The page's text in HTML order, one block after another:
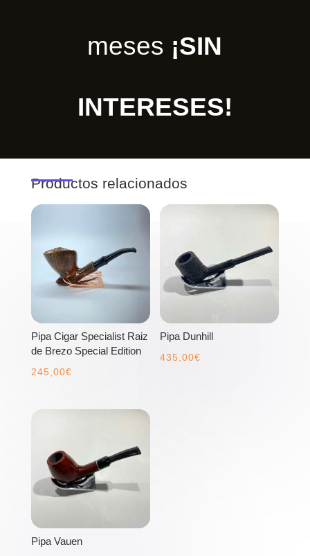
meses ¡SIN
INTERESES!
Productos relacionados
Pipa Cigar Specialist Raiz
de Brezo Special Edition
245,00€
Pipa Dunhill
435,00€
Pipa Vauen